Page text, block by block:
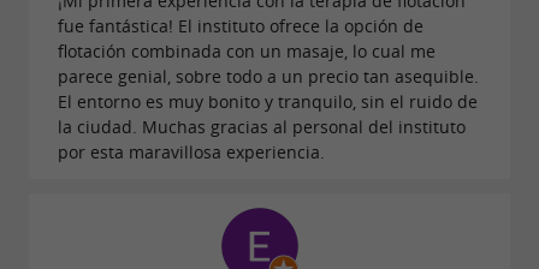
y la reducción de la inflamación. Lasauna de
infrarrojosde últimageneraciónpenetra
profundamente en los tejidos para una
relajación duradera, mientras que el
profundo con la relajación. Cada tratamiento es
fue fantástica! El instituto ofrece la opción de
flotación combinada con un masaje, lo cual me
parece genial, sobre todo a un precio tan asequible.
El entorno es muy bonito y tranquilo, sin el ruido de
la ciudad. Muchas gracias al personal del instituto
por esta maravillosa experiencia.